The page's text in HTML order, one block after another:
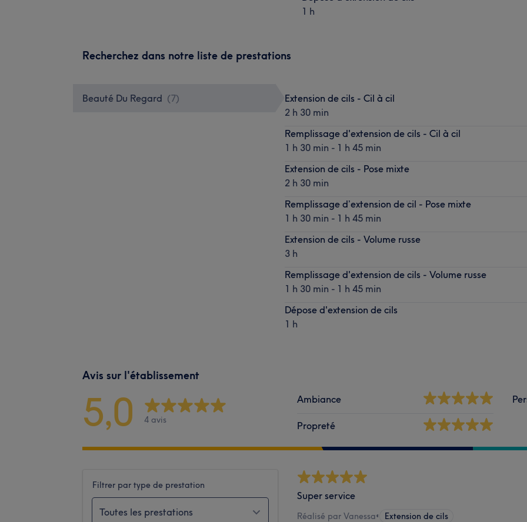
1 h
Recherchez dans notre liste de prestations
Beauté Du Regard (7)
Extension de cils - Cil à cil
2 h 30 min
Remplissage d'extension de cils - Cil à cil
1 h 30 min - 1 h 45 min
Extension de cils - Pose mixte
2 h 30 min
Remplissage d’extension de cil - Pose mixte
1 h 30 min - 1 h 45 min
Extension de cils - Volume russe
3 h
Remplissage d'extension de cils - Volume russe
1 h 30 min - 1 h 45 min
Dépose d'extension de cils
1 h
Avis sur l'établissement
5,0 4 avis
Ambiance
Propreté
Filtrer par type de prestation
Toutes les prestations
Super service
Réalisé par Vanessa• Extension de cils